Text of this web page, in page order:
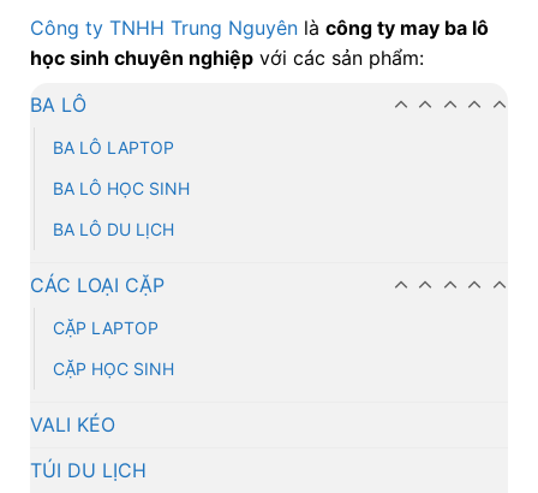
Công ty TNHH Trung Nguyênlà công ty may ba lô
học sinh chuyên nghiệpvới các sản phẩm:
BA LÔ
BA LÔ LAPTOP
BA LÔ HỌC SINH
BA LÔ DU LỊCH
CÁC LOẠI CẶP
CẶP LAPTOP
CẶP HỌC SINH
VALI KÉO
TÚI DU LỊCH